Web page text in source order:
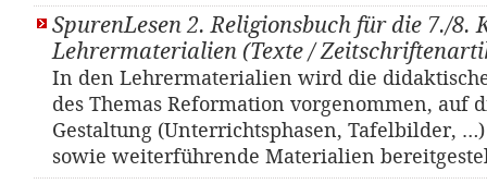
SpurenLesen 2. Religionsbuch für die 7./8.
Lehrermaterialien (Texte /
In den Lehrermaterialien wird die
des Themas Reformation vorgenommen, auf
Gestaltung (Unterrichtsphasen, Tafelbilder,
sowie weiterführende Materialien